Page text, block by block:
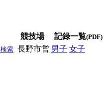
競技場 記録一覧(PDF)
長野市営 男子 女子